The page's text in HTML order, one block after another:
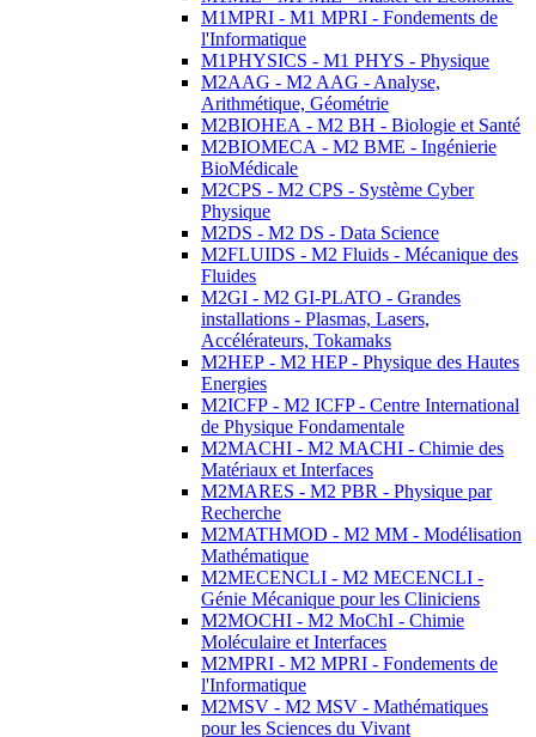
M1MPRI - M1 MPRI - Fondements de
l'Informatique
M1PHYSICS - M1 PHYS - Physique
M2AAG - M2 AAG - Analyse,
Arithmétique, Géométrie
M2BIOHEA - M2 BH - Biologie et Santé
M2BIOMECA - M2 BME - Ingénierie
BioMédicale
M2CPS - M2 CPS - Système Cyber
Physique
M2DS - M2 DS - Data Science
M2FLUIDS - M2 Fluids - Mécanique des
Fluides
M2GI - M2 GI-PLATO - Grandes
installations - Plasmas, Lasers,
Accélérateurs, Tokamaks
M2HEP - M2 HEP - Physique des Hautes
Energies
M2ICFP - M2 ICFP - Centre International
de Physique Fondamentale
M2MACHI - M2 MACHI - Chimie des
Matériaux et Interfaces
M2MARES - M2 PBR - Physique par
Recherche
M2MATHMOD - M2 MM - Modélisation
Mathématique
M2MECENCLI - M2 MECENCLI -
Génie Mécanique pour les Cliniciens
M2MOCHI - M2 MoChI - Chimie
Moléculaire et Interfaces
M2MPRI - M2 MPRI - Fondements de
l'Informatique
M2MSV - M2 MSV - Mathématiques
pour les Sciences du Vivant